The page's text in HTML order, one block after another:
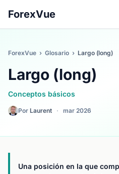
ForexVue
ForexVue › Glosario › Largo (long)
Largo (long)
Conceptos básicos
Por Laurent · mar 2026
Una posición en la que